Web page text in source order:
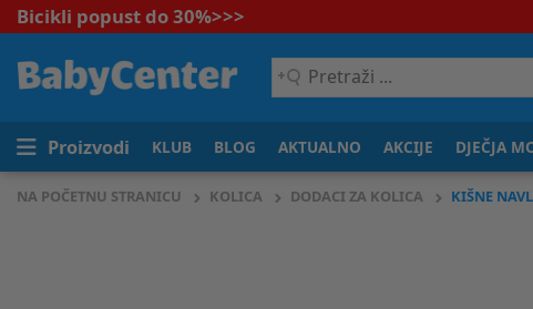
Bicikli popust do 30%>>>
Pretraži
...
Proizvodi KLUB BLOG AKTUALNO AKCIJE DJEČJA
NA POČETNU STRANICU KOLICA DODACI ZA KOLICA KIŠNE